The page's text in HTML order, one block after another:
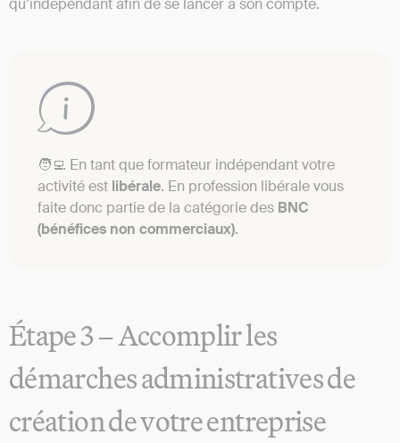
qu’indépendant afin de se lancer à son compte.
🧑‍💻 En tant que formateur indépendant votre
activité est libérale. En profession libérale vous
faite donc partie de la catégorie des BNC
(bénéfices non commerciaux).
Étape 3 – Accomplir les
démarches administratives de
création de votre entreprise